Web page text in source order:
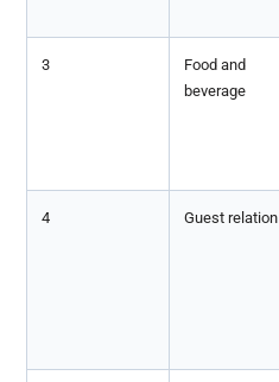
3
Food and
beverage
4 Guest relation